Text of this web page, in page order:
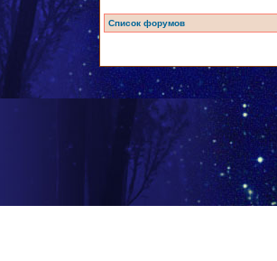
Список форумов